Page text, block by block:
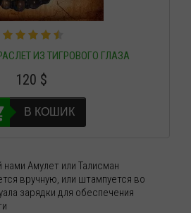
ИЗ ТИГРОВОГО ГЛАЗА
120 $
В КОШИК
Амулет или Талисман
вручную, или штампуется во
зарядки для обеспечения